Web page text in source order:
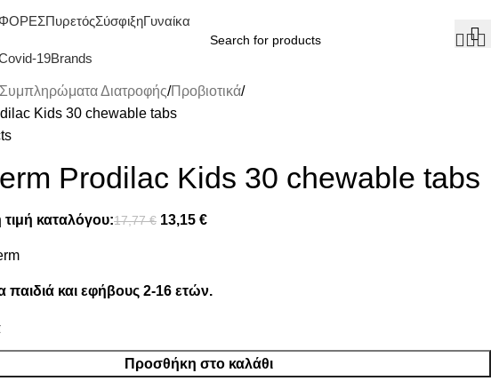
ΠυρετόςΣύσφιξηΓυναίκα
19Brands
Συμπληρώματα Διατροφής Προβιοτικά
Kids 30 chewable tabs
Prodilac Kids 30 chewable tabs
τιμή καταλόγου:17,77€ 13,15 €
παιδιά και εφήβους 2-16 ετών.
Προσθήκη στο καλάθι